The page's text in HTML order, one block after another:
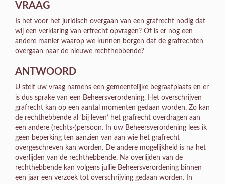
VRAAG
Is het voor het juridisch overgaan van een grafrecht nodig dat
wij een verklaring van erfrecht opvragen? Of is er nog een
andere manier waarop we kunnen borgen dat de grafrechten
overgaan naar de nieuwe rechthebbende?
ANTWOORD
U stelt uw vraag namens een gemeentelijke begraafplaats en er
is dus sprake van een Beheersverordening. Het overschrijven
grafrecht kan op een aantal momenten gedaan worden. Zo kan
de rechthebbende al ‘bij leven’ het grafrecht overdragen aan
een andere (rechts-)persoon. In uw Beheersverordening lees ik
geen beperking ten aanzien van aan wie het grafrecht
overgeschreven kan worden. De andere mogelijkheid is na het
overlijden van de rechthebbende. Na overlijden van de
rechthebbende kan volgens jullie Beheersverordening binnen
een jaar een verzoek tot overschrijving gedaan worden. In